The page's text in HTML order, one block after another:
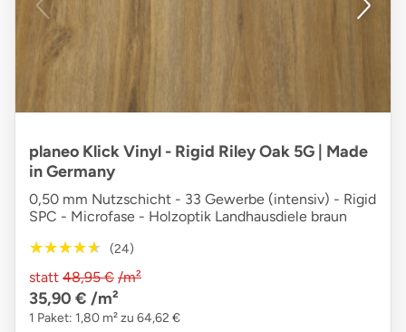
planeo Klick Vinyl - Rigid Riley Oak 5G | Made
in Germany
0,50 mm Nutzschicht - 33 Gewerbe (intensiv) - Rigid
SPC - Microfase - Holzoptik Landhausdiele braun
★★★★★
★★★★★ (24)
statt 48,95 € /m²
35,90 € /m²
1 Paket: 1,80 m² zu 64,62 €